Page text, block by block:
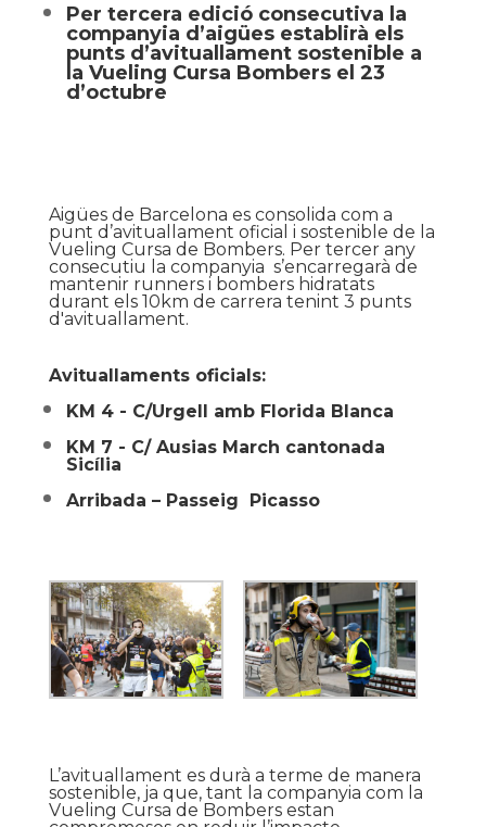
Per tercera edició consecutiva la
companyia d’aigües establirà els
punts d’avituallament sostenible a
la Vueling Cursa Bombers el 23
d’octubre
Aigües de Barcelona es consolida com a
punt d’avituallament oficial i sostenible de la
Vueling Cursa de Bombers. Per tercer any
consecutiu la companyia s’encarregarà de
mantenir runners i bombers hidratats
durant els 10km de carrera tenint 3 punts
d'avituallament.
Avituallaments oficials:
KM 4 - C/Urgell amb Florida Blanca
KM 7 - C/ Ausias March cantonada
Sicília
Arribada – Passeig Picasso
L’avituallament es durà a terme de manera
sostenible, ja que, tant la companyia com la
Vueling Cursa de Bombers estan